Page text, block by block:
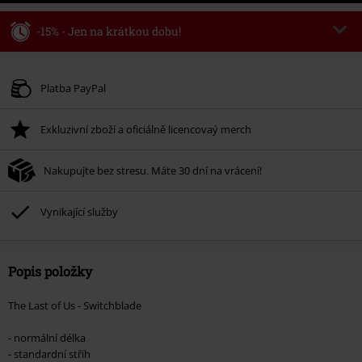
-15% - Jen na krátkou dobu!
Platné do 8/9/26
Po zadání kódu v košíku, se sleva uplatní automaticky.
Nelze kombinovat s jinými akciovými kódy. Sleva se nevztahuje na: knihy,
média, vstupenky, Rammstein, (Till) Lindemann, Böhse Onkelz, Broilers, Die
podpoříte nadaci.
Platba PayPal
Exkluzivní zboží a oficiálně licencovaý merch
Nakupujte bez stresu. Máte 30 dní na vrácení!
Vynikající služby
Popis položky
The Last of Us - Switchblade
- normální délka
- standardní střih